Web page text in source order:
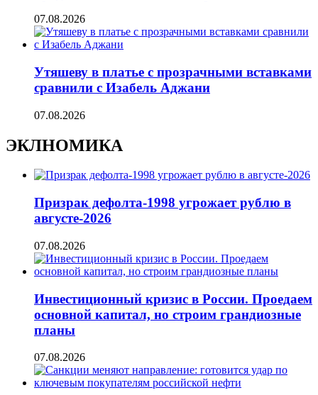
07.08.2026
Утяшеву в платье с прозрачными вставками
сравнили с Изабель Аджани
07.08.2026
ЭКЛНОМИКА
Призрак дефолта-1998 угрожает рублю в
августе-2026
07.08.2026
Инвестиционный кризис в России. Проедаем
основной капитал, но строим грандиозные
планы
07.08.2026